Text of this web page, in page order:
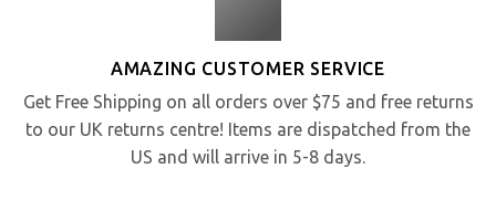
AMAZING CUSTOMER SERVICE
Get Free Shipping on all orders over $75 and free returns
to our UK returns centre! Items are dispatched from the
US and will arrive in 5-8 days.